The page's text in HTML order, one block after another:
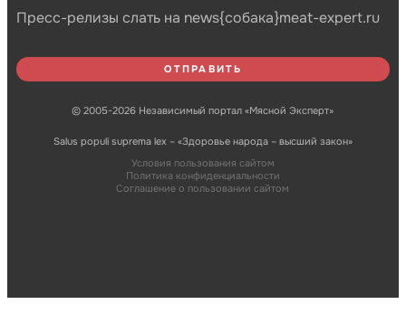
Пресс-релизы слать на news{собака}meat-expert.ru
© 2005-2026 Независимый портал «Мясной Эксперт»
Salus populi suprema lex – «Здоровье народа – высший закон»
Условия пользования сайтом
Политика конфиденциальности
Соглашение о пользовании сайтом